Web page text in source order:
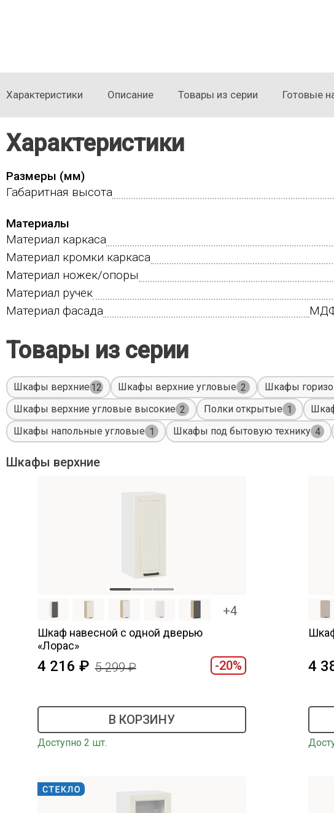
Характеристики Описание Товары из серии Готовые
Характеристики
Размеры (мм)
Габаритная высота
Материалы
Материал каркаса
Материал кромки каркаса
Материал ножек/опоры
Материал ручек
Материал фасада
Товары из серии
Шкафы верхние 12 Шкафы верхние угловые 2 Шкафы
Шкафы верхние угловые высокие 2 Полки открытые 1
Шкафы напольные угловые 1 Шкафы под бытовую технику 4
Шкафы верхние
+4
Шкаф навесной c одной дверью
«Лорас»
4 216 5 299 -20%
В КОРЗИНУ
Доступно 2 шт.
4